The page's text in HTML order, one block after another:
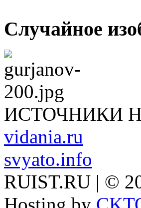
Случайное
ИСТОЧНИКИ
vidania.ru
svyato.info
RUIST.RU | ©